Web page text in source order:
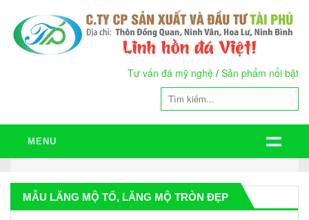
Tư vấn đá mỹ nghệ / Sản phẩm nổi bật
MENU
MẪU LĂNG MỘ TỔ, LĂNG MỘ TRÒN ĐẸP